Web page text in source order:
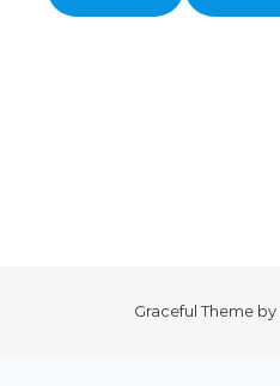
Graceful Theme by